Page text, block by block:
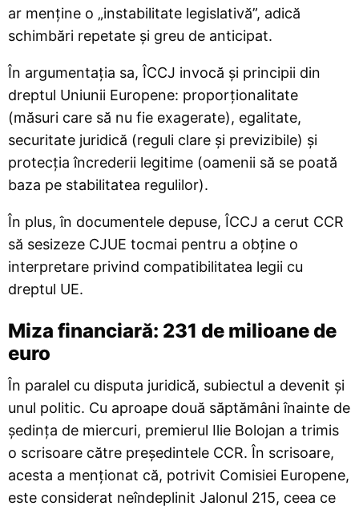
ar menține o „instabilitate legislativă”, adică
schimbări repetate și greu de anticipat.
În argumentația sa, ÎCCJ invocă și principii din
dreptul Uniunii Europene: proporționalitate
(măsuri care să nu fie exagerate), egalitate,
securitate juridică (reguli clare și previzibile) și
protecția încrederii legitime (oamenii să se poată
baza pe stabilitatea regulilor).
În plus, în documentele depuse, ÎCCJ a cerut CCR
să sesizeze CJUE tocmai pentru a obține o
interpretare privind compatibilitatea legii cu
dreptul UE.
Miza financiară: 231 de milioane de
euro
În paralel cu disputa juridică, subiectul a devenit și
unul politic. Cu aproape două săptămâni înainte de
ședința de miercuri, premierul Ilie Bolojan a trimis
o scrisoare către președintele CCR. În scrisoare,
acesta a menționat că, potrivit Comisiei Europene,
este considerat neîndeplinit Jalonul 215, ceea ce